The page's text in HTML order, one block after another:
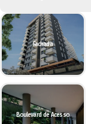
Fachada
Boulevard de Acesso